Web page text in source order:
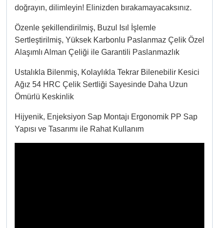
doğrayın, dilimleyin! Elinizden bırakamayacaksınız.
Özenle şekillendirilmiş, Buzul Isıl İşlemle
Sertleştirilmiş, Yüksek Karbonlu Paslanmaz Çelik Özel
Alaşımlı Alman Çeliği ile Garantili Paslanmazlık
Ustalıkla Bilenmiş, Kolaylıkla Tekrar Bilenebilir Kesici
Ağız 54 HRC Çelik Sertliği Sayesinde Daha Uzun
Ömürlü Keskinlik
Hijyenik, Enjeksiyon Sap Montajı Ergonomik PP Sap
Yapısı ve Tasarımı ile Rahat Kullanım